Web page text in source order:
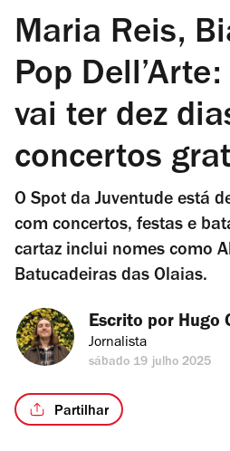
Maria Reis,
Pop
vai ter dez
concertos
O Spot da Juventude está
com concertos, festas e
cartaz inclui nomes como
Batucadeiras das Olaias.
Escrito por Hugo
Jornalista
sábado 19 julho 2025
Partilhar